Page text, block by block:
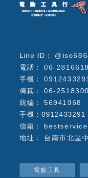
06-2816618
0912433291
06-2518300
56941068
手機：0912433291
台南市北區
電動工具